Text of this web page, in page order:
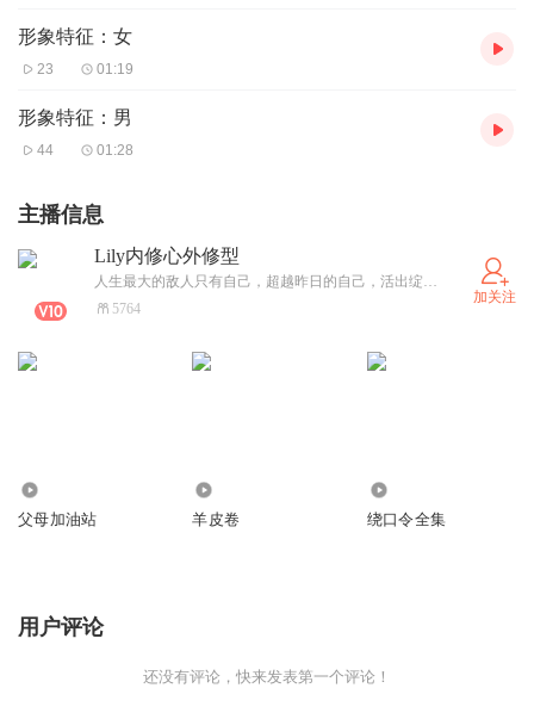
形象特征：女
23 01:19
形象特征：男
44 01:28
主播信息
Lily内修心外修型
人生最大的敌人只有自己，超越昨日的自己，活出绽放的自己。健身、读书、搞钱、养生、环游世界
5764
加关注
父母加油站 羊皮卷 绕口令全集
用户评论
还没有评论，快来发表第一个评论！